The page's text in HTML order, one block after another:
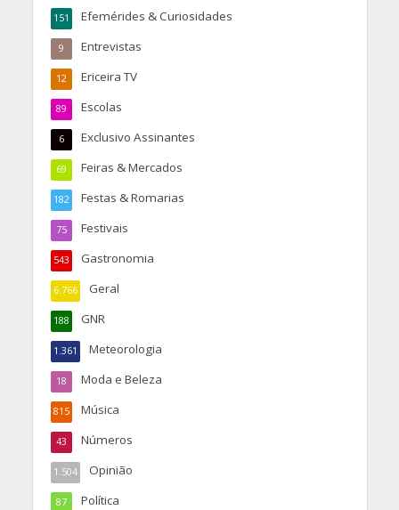
Efemérides & Curiosidades
151
Entrevistas
9
Ericeira TV
12
Escolas
89
Exclusivo Assinantes
6
Feiras & Mercados
69
Festas & Romarias
182
Festivais
75
Gastronomia
543
Geral
6.766
GNR
188
Meteorologia
1.361
Moda e Beleza
18
Música
815
Números
43
Opinião
1.504
Política
87